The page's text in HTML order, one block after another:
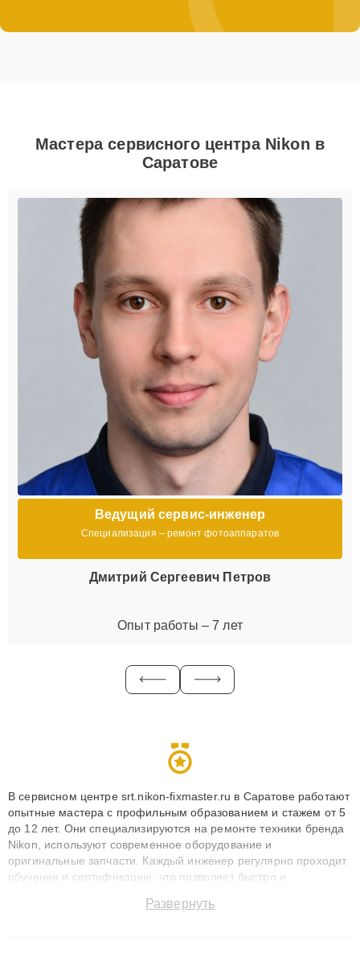
Мастера сервисного центра Nikon в
Саратове
Ведущий сервис-инженер
Специализация – ремонт фотоаппаратов
Дмитрий Сергеевич Петров
Опыт работы – 7 лет
В сервисном центре srt.nikon-fixmaster.ru в Саратове работают
опытные мастера с профильным образованием и стажем от 5
до 12 лет. Они специализируются на ремонте техники бренда
Nikon, используют современное оборудование и
оригинальные запчасти. Каждый инженер регулярно проходит
обучение и сертификацию, что позволяет быстро и
сохранением гарантии до 3 лет. Наши мастера решают
Развернуть